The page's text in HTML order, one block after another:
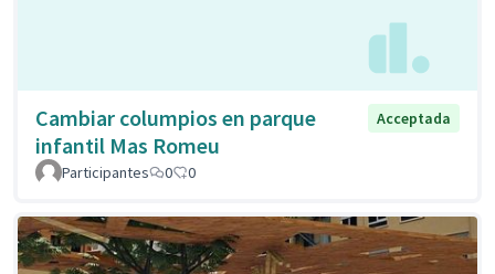
Cambiar columpios en parque
infantil Mas Romeu
Acceptada
Participantes 0 0